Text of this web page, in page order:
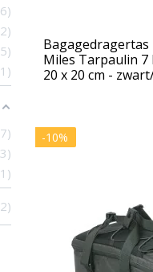
Bagagedragertas
Miles Tarpaulin 7
20 x 20 cm -
-10%
6
2
5
1
7
3
1
2